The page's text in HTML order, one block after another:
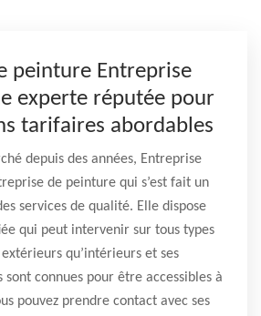
peinture Entreprise
experte réputée pour
tarifaires abordables
depuis des années, Entreprise
de peinture qui s’est fait un
services de qualité. Elle dispose
qui peut intervenir sur tous types
qu’intérieurs et ses
connues pour être accessibles à
pouvez prendre contact avec ses